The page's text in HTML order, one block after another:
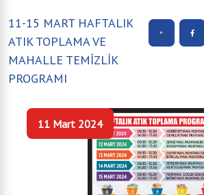
11-15 MART HAFTALIK
ATIK TOPLAMA VE
MAHALLE TEMİZLİK
PROGRAMI
11 Mart 2024